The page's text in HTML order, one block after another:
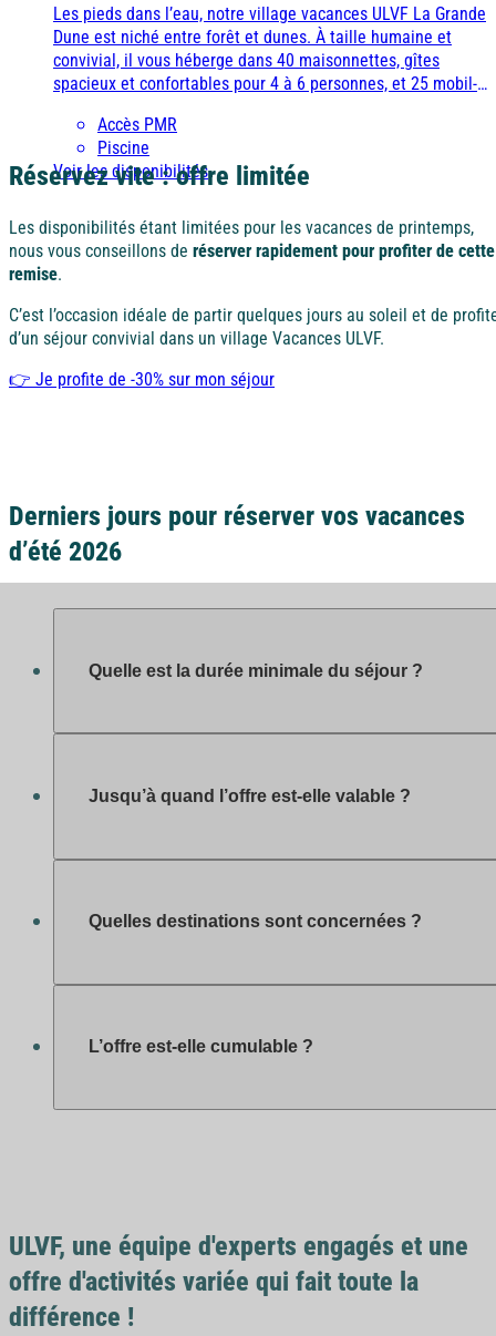
Les pieds dans l’eau, notre village vacances ULVF La Grande
Dune est niché entre forêt et dunes. À taille humaine et
convivial, il vous héberge dans 40 maisonnettes, gîtes
spacieux et confortables pour 4 à 6 personnes, et 25 mobil-
plage en passant à travers les dunes.
Accès PMR
Piscine
Voir les disponibilités
Réservez vite : offre limitée
Les disponibilités étant limitées pour les vacances de printemps,
nous vous conseillons de réserver rapidement pour profiter de cette
remise.
C’est l’occasion idéale de partir quelques jours au soleil et de
d’un séjour convivial dans un village Vacances ULVF.
👉 Je profite de -30% sur mon séjour
Derniers jours pour réserver vos vacances
d’été 2026
Quelle est la durée minimale du séjour ?
5 jours / 4 nuits (-20%)
Jusqu’à quand l’offre est-elle valable ?
23h59, dans la limite des disponibilités.
Quelles destinations sont concernées ?
ULVF ouverts au printemps (hors villages partenaire,
O’aka et Canopéa), notamment :
…
L’offre est-elle cumulable ?
via chèque vacances pour le règlement de votre
séjour (valable pour des règlements via réservations
téléphoneiques uniquement)
ULVF, une équipe d'experts engagés et une
offre d'activités variée qui fait toute la
différence !